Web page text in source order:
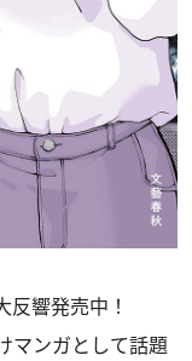
響発売中！
マンガとして話題